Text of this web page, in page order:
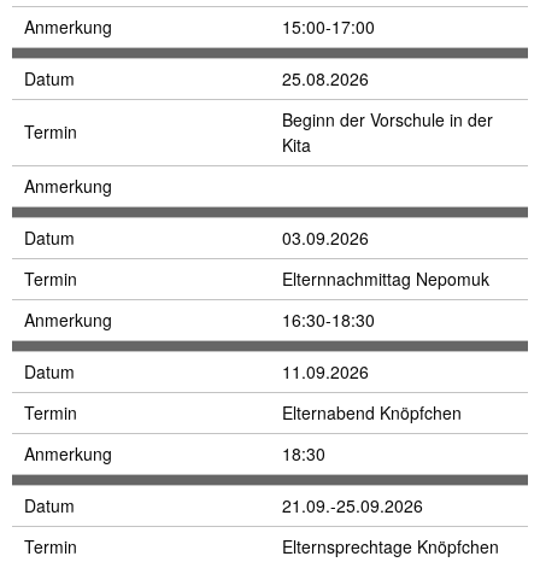
Anmerkung
15:00-17:00
Datum 25.08.2026
Termin
Beginn der Vorschule in der
Kita
Anmerkung
Datum
03.09.2026
Termin
Elternnachmittag Nepomuk
Anmerkung
16:30-18:30
Datum
11.09.2026
Termin
Elternabend Knöpfchen
Anmerkung
18:30
Datum
21.09.-25.09.2026
Termin
Elternsprechtage Knöpfchen